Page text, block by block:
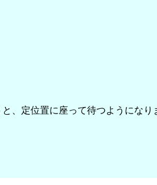
定位置に座って待つようになり